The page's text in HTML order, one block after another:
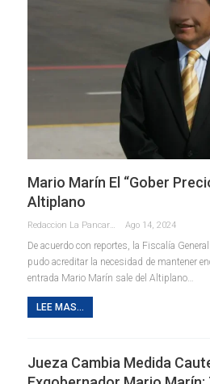
Mario Marín El “gober
Altiplano
Redaccion La Pancarta De Quintana Roo Ago 14, 2024
De acuerdo con reportes, la Fiscalía
pudo acreditar la necesidad de mantener
entrada Mario Marín sale del Altiplano…
LEE MAS...
Jueza Cambia Medida